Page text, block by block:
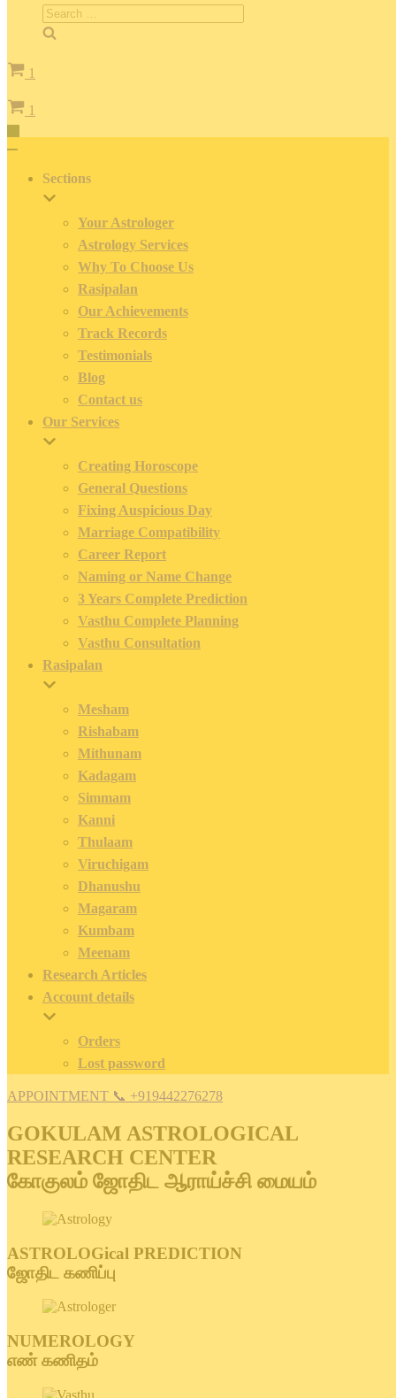
Search
for:
Cart
1
Cart
1
Toggle
Navigation
Sections
Your Astrologer
Astrology Services
Why To Choose Us
Rasipalan
Our Achievements
Track Records
Testimonials
Blog
Contact us
Our Services
Creating Horoscope
General Questions
Fixing Auspicious Day
Marriage Compatibility
Career Report
Naming or Name Change
3 Years Complete Prediction
Vasthu Complete Planning
Vasthu Consultation
Rasipalan
Mesham
Rishabam
Mithunam
Kadagam
Simmam
Kanni
Thulaam
Viruchigam
Dhanushu
Magaram
Kumbam
Meenam
Research Articles
Account details
Orders
Lost password
APPOINTMENT 📞 +919442276278
GOKULAM ASTROLOGICAL
RESEARCH CENTER
கோகுலம் ஜோதிட ஆராய்ச்சி மையம்
ASTROLOGical PREDICTION
ஜோதிட கணிப்பு
NUMEROLOGY
எண் கணிதம்